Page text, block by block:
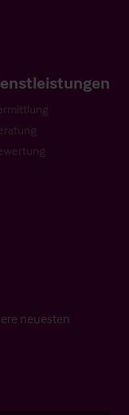
neuesten